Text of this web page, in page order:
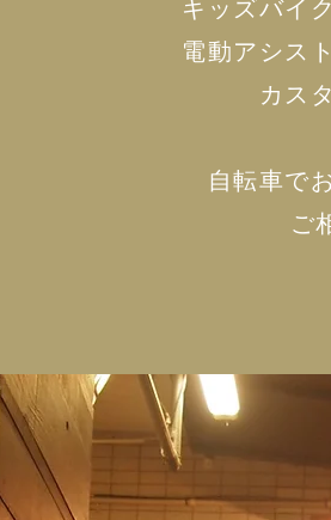
キッズバイ
電動アシス
カス
自転車で
ご